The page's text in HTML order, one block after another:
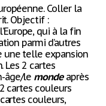
Coller la
Objectif :
qui à la fin
parmi d’autres
une telle expansion
Les 2 cartes
âge/le mondeaprès
cartes couleurs
couleurs,